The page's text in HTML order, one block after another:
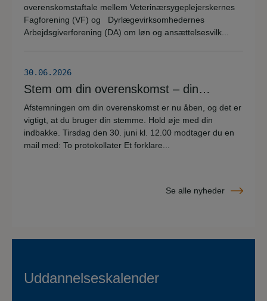
overenskomstaftale mellem Veterinærsygeplejerskernes
Fagforening (VF) og Dyrlægevirksomhedernes
Arbejdsgiverforening (DA) om løn og ansættelsesvilk...
30.06.2026
Stem om din overenskomst – din
stemme er vigtig!
Afstemningen om din overenskomst er nu åben, og det er
vigtigt, at du bruger din stemme. Hold øje med din
indbakke. Tirsdag den 30. juni kl. 12.00 modtager du en
mail med: To protokollater Et forklare...
Se alle nyheder
Uddannelseskalender